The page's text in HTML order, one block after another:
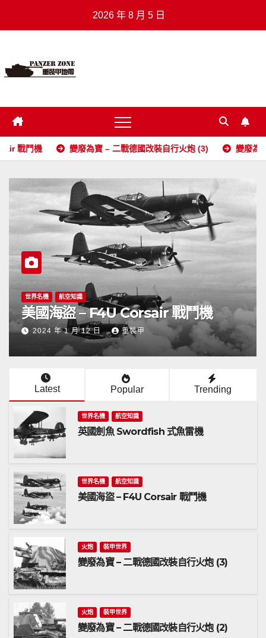
2026 年 8 月 5 日
機 變廢為寶 – 二戰德國改裝自行火炮 (3) 變廢為寶 – 二
– F4U Corsair 戰鬥機
月 12 日 重裝甲
變廢為寶
(3)
2023 年 7 月
Latest Popular Trending
世界名機 航空知識
英國劍魚 Swordfish 式魚雷機
世界名機 航空知識
美國海盜 – F4U Corsair 戰鬥機
火炮 裝甲世界
變廢為寶 – 二戰德國改裝自行火炮 (3)
火炮 裝甲世界
變廢為寶 – 二戰德國改裝自行火炮 (2)